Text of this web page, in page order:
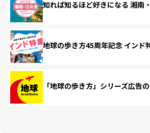
知れば知るほど好きになる 湘南
地球の歩き方45周年記念 インド
「地球の歩き方」シリーズ広告